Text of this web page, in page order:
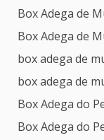
Box Adega de
Box Adega de
box adega de
box adega de
Box Adega do
Box Adega do